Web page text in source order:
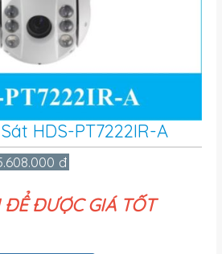
HDS-PT7222IR-A
đ
ĐỂ ĐƯỢC GIÁ TỐT